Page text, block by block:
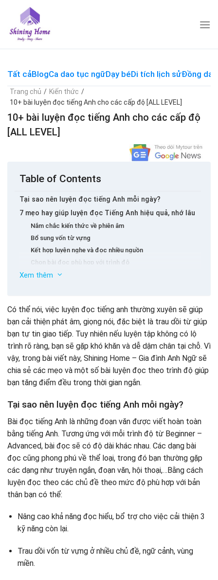
content
Tất cảBlogCa dao tục ngữDạy béDi tích lịch sửĐồng dao
Trang chủ / Kiến thức /
10+ bài luyện đọc tiếng Anh cho các cấp độ [ALL LEVEL]
10+ bài luyện đọc tiếng Anh cho các cấp độ
[ALL LEVEL]
Table of Contents
Tại sao nên luyện đọc tiếng Anh mỗi ngày?
7 mẹo hay giúp luyện đọc Tiếng Anh hiệu quả, nhớ lâu
Nắm chắc kiến thức về phiên âm
Bổ sung vốn từ vựng
Kết hợp luyện nghe và đọc nhiều nguồn
Chọn bài đọc phù hợp với trình độ
Đọc và ghi âm lại
Luyện đọc hiểu tiếng Anh từ nhỏ cho bé cùng Shining
Home – Gia đình Anh Ngữ
độ: Beginner)
Staying safe on foot and bike
Vietnamese gestures and customs
A hotel I have stayed in
Taking care of my appearance
My summer vacation
My Favourite Hobby
Intermediate)
Young children play sports – Advantages and
Disadvantages
Birthday Traditions
How did they get and lose money?
Nike
Meaning of life – Learn to bend
Bài luyện đọc tiếng Anh cấp độ nâng cao (Trình
A threat to bananas
Cultural behavior in business
Sustainable supermarkets
Xem thêm
Có thể nói, việc luyện đọc tiếng anh thường xuyên sẽ giúp
bạn cải thiện phát âm, giọng nói, đặc biệt là trau dồi từ giúp
bạn tự tin giao tiếp. Tuy nhiên nếu luyện tập không có lộ
trình rõ ràng, bạn sẽ gặp khó khăn và dễ dậm chân tại chỗ. Vì
vậy, trong bài viết này, Shining Home – Gia đình Anh Ngữ sẽ
chia sẻ các mẹo và một số bài luyện đọc theo trình độ giúp
bạn tăng điểm đều trong thời gian ngắn.
Tại sao nên luyện đọc tiếng Anh mỗi ngày?
Bài đọc tiếng Anh là những đoạn văn được viết hoàn toàn
bằng tiếng Anh. Tương ứng với mỗi trình độ từ Beginner –
Advanced, bài đọc sẽ có độ dài khác nhau. Các dạng bài
đọc cũng phong phú về thể loại, trong đó bạn thường gặp
các dạng như truyện ngắn, đoạn văn, hội thoại,…Bằng cách
luyện đọc theo các chủ đề theo mức độ phù hợp với bản
thân bạn có thể:
Nâng cao khả năng đọc hiểu, bổ trợ cho việc cải thiện 3
kỹ năng còn lại.
Trau dồi vốn từ vựng ở nhiều chủ đề, ngữ cảnh, vùng
miền.